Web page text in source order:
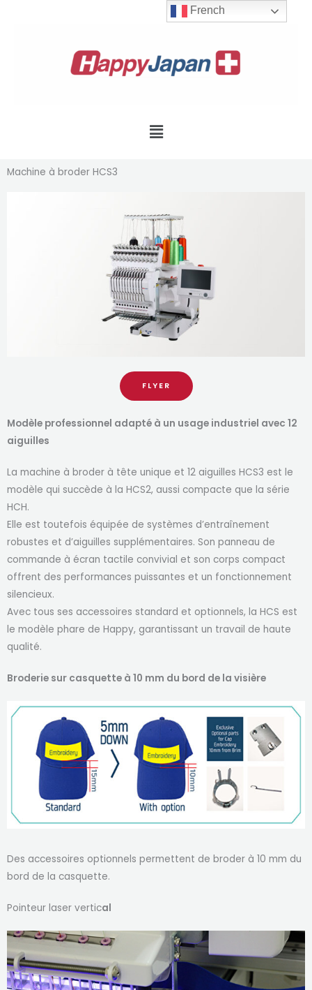
Menu
Machine à broder HCS3
FLYER
Modèle professionnel adapté à un usage industriel avec 12
aiguilles
La machine à broder à tête unique et 12 aiguilles HCS3 est le
modèle qui succède à la HCS2, aussi compacte que la série
HCH.
Elle est toutefois équipée de systèmes d’entraînement
robustes et d’aiguilles supplémentaires. Son panneau de
commande à écran tactile convivial et son corps compact
offrent des performances puissantes et un fonctionnement
silencieux.
Avec tous ses accessoires standard et optionnels, la HCS est
le modèle phare de Happy, garantissant un travail de haute
qualité.
Broderie sur casquette à 10 mm du bord de la visière
Des accessoires optionnels permettent de broder à 10 mm du
bord de la casquette.
Pointeur laser vertical
French